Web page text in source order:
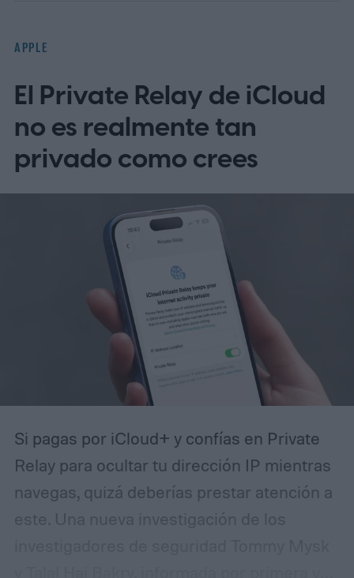
APPLE
El Private Relay de iCloud
no es realmente tan
privado como crees
Si pagas por iCloud+ y confías en Private
Relay para ocultar tu dirección IP mientras
navegas, quizá deberías prestar atención a
este. Una nueva investigación de los